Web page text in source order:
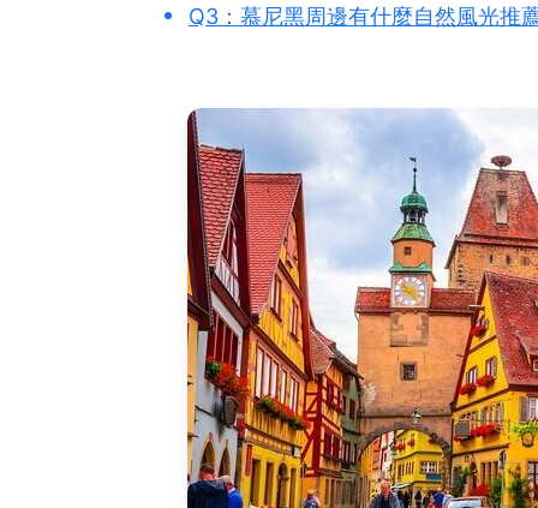
Q3：慕尼黑周邊有什麼自然風光推